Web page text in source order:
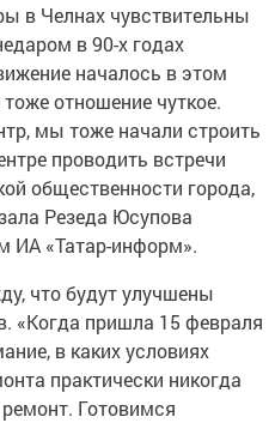
в Челнах чувствительны
в 90-х годах
началось в этом
отношение чуткое.
мы тоже начали строить
проводить встречи
общественности города,
Резеда Юсупова
ИА «Татар-информ».
что будут улучшены
«Когда пришла 15 февраля
в каких условиях
практически никогда
Готовимся